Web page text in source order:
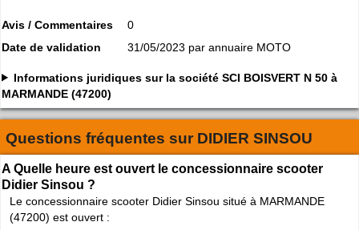
Avis / Commentaires
0
Date de validation
31/05/2023 par annuaire MOTO
Informations juridiques sur la société SCI BOISVERT N 50 à
MARMANDE (47200)
Questions fréquentes sur DIDIER SINSOU
A Quelle heure est ouvert le concessionnaire scooter
Didier Sinsou ?
Le concessionnaire scooter Didier Sinsou situé à MARMANDE
(47200) est ouvert :